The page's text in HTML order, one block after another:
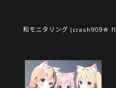
和モニタリング (crash909☆